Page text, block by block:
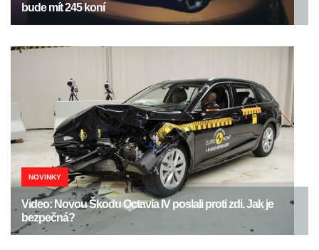
bude mít 245 koní
NOVINKY
Video: Novou Škodu Octavia IV poslali proti zdi. Jak je
bezpečná?